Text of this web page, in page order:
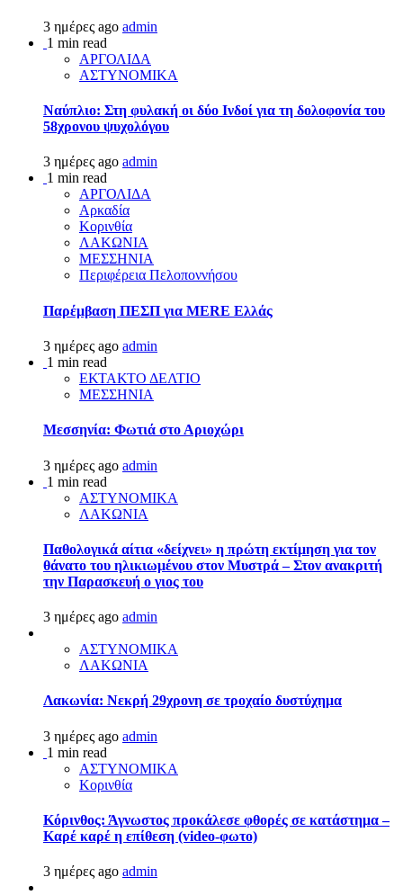
3 ημέρες ago admin
1 min read
ΑΡΓΟΛΙΔΑ
ΑΣΤΥΝΟΜΙΚΑ
Ναύπλιο: Στη φυλακή οι δύο Ινδοί για τη δολοφονία του
58χρονου ψυχολόγου
3 ημέρες ago admin
1 min read
ΑΡΓΟΛΙΔΑ
Αρκαδία
Κορινθία
ΛΑΚΩΝΙΑ
ΜΕΣΣΗΝΙΑ
Περιφέρεια Πελοποννήσου
Παρέμβαση ΠΕΣΠ για MERE Ελλάς
3 ημέρες ago admin
1 min read
ΕΚΤΑΚΤΟ ΔΕΛΤΙΟ
ΜΕΣΣΗΝΙΑ
Μεσσηνία: Φωτιά στο Αριοχώρι
3 ημέρες ago admin
1 min read
ΑΣΤΥΝΟΜΙΚΑ
ΛΑΚΩΝΙΑ
Παθολογικά αίτια «δείχνει» η πρώτη εκτίμηση για τον
θάνατο του ηλικιωμένου στον Μυστρά – Στον ανακριτή
την Παρασκευή ο γιος του
3 ημέρες ago admin
ΑΣΤΥΝΟΜΙΚΑ
ΛΑΚΩΝΙΑ
Λακωνία: Νεκρή 29χρονη σε τροχαίο δυστύχημα
3 ημέρες ago admin
1 min read
ΑΣΤΥΝΟΜΙΚΑ
Κορινθία
Κόρινθος: Άγνωστος προκάλεσε φθορές σε κατάστημα –
Καρέ καρέ η επίθεση (video-φωτο)
3 ημέρες ago admin